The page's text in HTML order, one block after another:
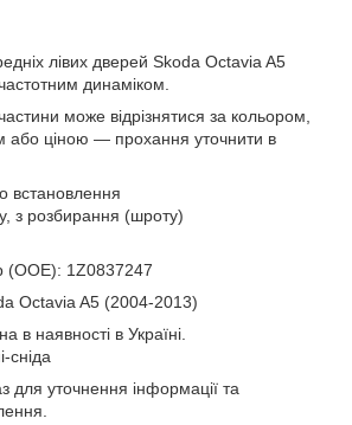
лівих дверей Skoda Octavia A5
динаміком.
може відрізнятися за кольором,
або ціною — прохання уточнити в
встановлення
з розбирання (шроту)
(ООЕ): 1Z0837247
Octavia A5 (2004-2013)
в наявності в Україні.
сніда
для уточнення інформації та